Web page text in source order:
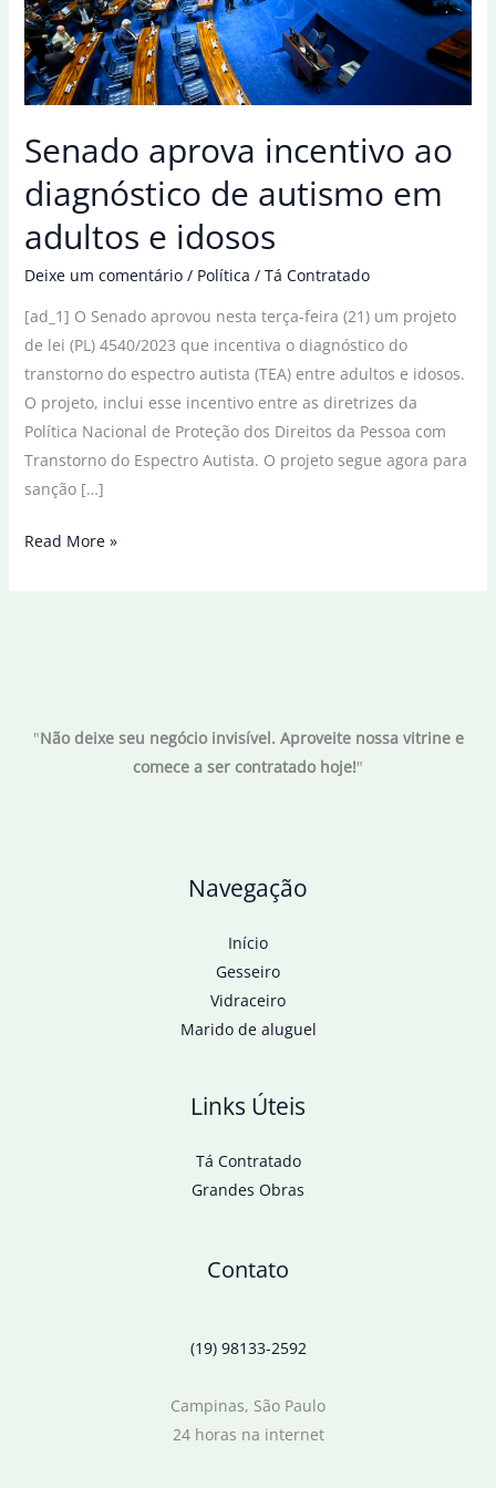
Senado aprova incentivo ao
diagnóstico de autismo em
adultos e idosos
Deixe um comentário / Política / Tá Contratado
[ad_1] O Senado aprovou nesta terça-feira (21) um projeto
de lei (PL) 4540/2023 que incentiva o diagnóstico do
transtorno do espectro autista (TEA) entre adultos e idosos.
O projeto, inclui esse incentivo entre as diretrizes da
Política Nacional de Proteção dos Direitos da Pessoa com
Transtorno do Espectro Autista. O projeto segue agora para
sanção […]
Senado
em
Read More »
"Não deixe seu negócio invisível. Aproveite nossa vitrine e
comece a ser contratado hoje!"
Navegação
Início
Gesseiro
Vidraceiro
Marido de aluguel
Links Úteis
Tá Contratado
Grandes Obras
Contato
(19) 98133-2592
Campinas, São Paulo
24 horas na internet